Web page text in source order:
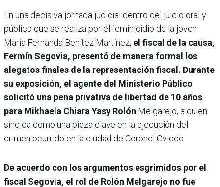
En una decisiva jornada judicial dentro del juicio oral y
público que se realiza por el feminicidio de la joven
María Fernanda Benítez Martínez, el fiscal de la causa,
Fermín Segovia, presentó de manera formal los
alegatos finales de la representación fiscal. Durante
su exposición, el agente del Ministerio Público
solicitó una pena privativa de libertad de 10 años
para Mikhaela Chiara Yasy Rolón Melgarejo, a quien
sindica como una pieza clave en la ejecución del
crimen ocurrido en la ciudad de Coronel Oviedo.
De acuerdo con los argumentos esgrimidos por el
fiscal Segovia, el rol de Rolón Melgarejo no fue